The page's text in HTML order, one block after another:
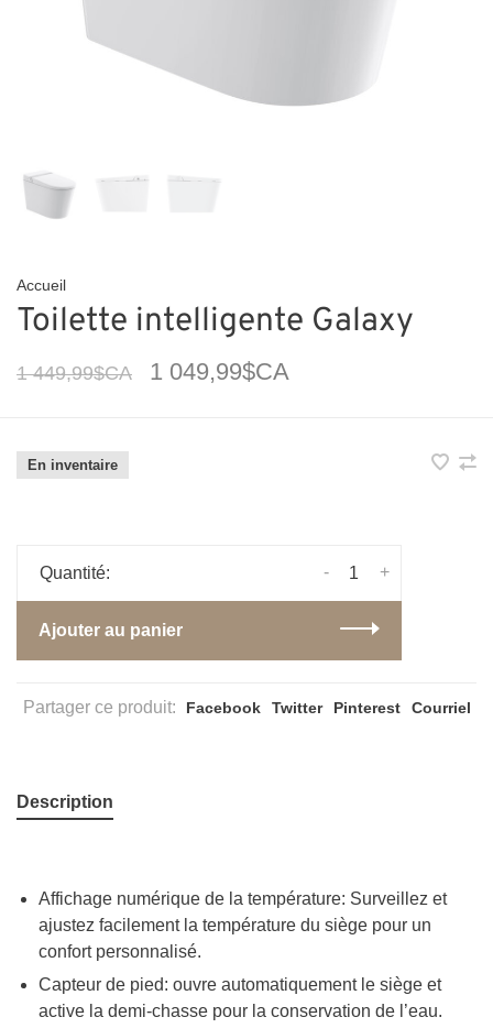
Accueil
Toilette intelligente Galaxy
1 449,99$CA 1 049,99$CA
En inventaire
Quantité: +
-
Ajouter au panier
Partager ce produit: Facebook Twitter Pinterest Courriel
Description
Affichage numérique de la température: Surveillez et
ajustez facilement la température du siège pour un
confort personnalisé.
Capteur de pied: ouvre automatiquement le siège et
active la demi-chasse pour la conservation de l’eau.